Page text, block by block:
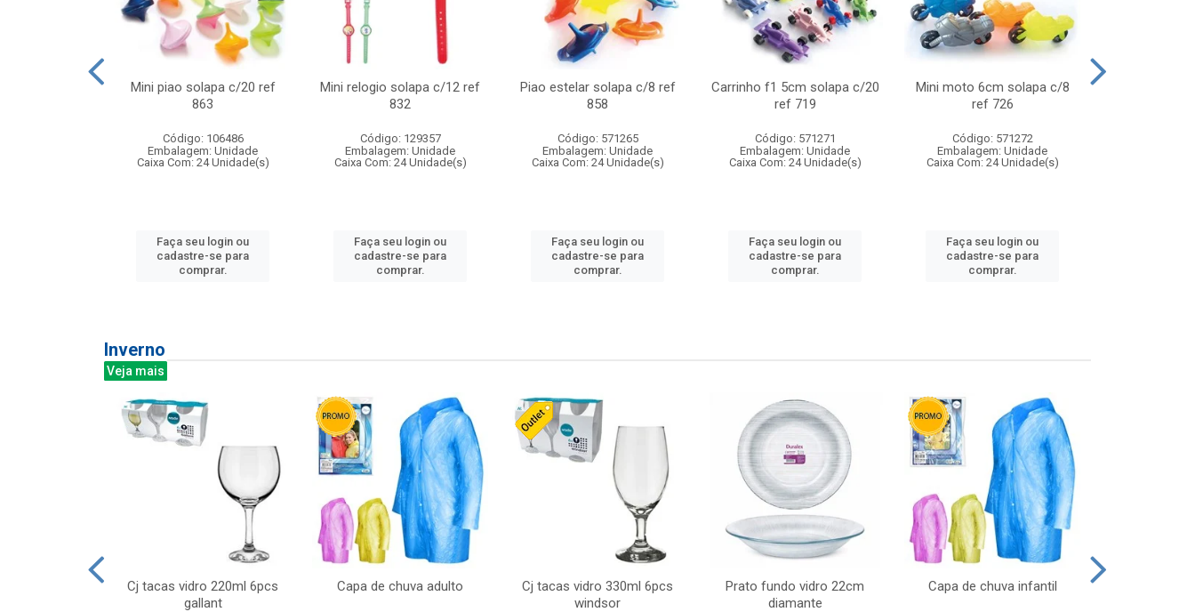
Mini piao solapa c/20 ref
863
Código: 106486
Embalagem: Unidade
Caixa Com: 24 Unidade(s)
Faça seu login ou
cadastre-se para
comprar.
Mini relogio solapa c/12 ref
832
Código: 129357
Embalagem: Unidade
Caixa Com: 24 Unidade(s)
Faça seu login ou
cadastre-se para
comprar.
Piao estelar solapa c/8 ref
858
Código: 571265
Embalagem: Unidade
Caixa Com: 24 Unidade(s)
Faça seu login ou
cadastre-se para
comprar.
Carrinho f1 5cm solapa c/20
ref 719
Código: 571271
Embalagem: Unidade
Caixa Com: 24 Unidade(s)
Faça seu login ou
cadastre-se para
comprar.
Mini moto 6cm solapa c/8
ref 726
Código: 571272
Embalagem: Unidade
Caixa Com: 24 Unidade(s)
Faça seu login ou
cadastre-se para
comprar.
Inverno
Veja mais
Cj tacas vidro 220ml 6pcs
gallant
Capa de chuva adulto
Cj tacas vidro 330ml 6pcs
windsor
Prato fundo vidro 22cm
diamante
Capa de chuva infantil